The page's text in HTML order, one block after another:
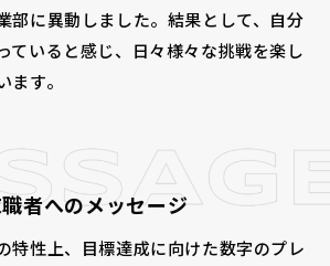
部に異動しました。結果として、自分
ていると感じ、日々様々な挑戦を楽し
す。
者へのメッセージ
特性上、目標達成に向けた数字のプレ